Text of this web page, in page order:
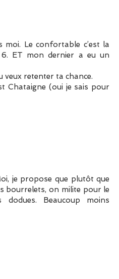
moi. Le confortable c’est la
6. ET mon dernier a eu un
veux retenter ta chance.
Chataigne (oui je sais pour
je propose que plutôt que
bourrelets, on milite pour le
Beaucoup moins